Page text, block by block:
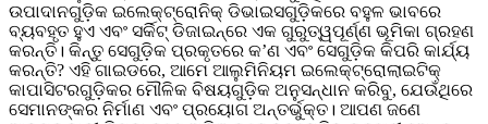
ଉପାଦାନଗୁଡ଼ିକ ଇଲେକ୍ଟ୍ରୋନିକ୍ ଡିଭାଇସଗୁଡ଼ିକରେ ବହୁଳ ଭାବରେ
ବ୍ୟବହୃତ ହୁଏ ଏବଂ ସର୍କିଟ୍ ଡିଜାଇନ୍‌ରେ ଏକ ଗୁରୁତ୍ୱପୂର୍ଣ୍ଣ ଭୂମିକା ଗ୍ରହଣ
କରନ୍ତି। କିନ୍ତୁ ସେଗୁଡ଼ିକ ପ୍ରକୃତରେ କ’ଣ ଏବଂ ସେଗୁଡ଼ିକ କିପରି କାର୍ଯ୍ୟ
କରନ୍ତି? ଏହି ଗାଇଡରେ, ଆମେ ଆଲୁମିନିୟମ ଇଲେକ୍ଟ୍ରୋଲାଇଟିକ୍
କାପାସିଟରଗୁଡ଼ିକର ମୌଳିକ ବିଷୟଗୁଡ଼ିକ ଅନୁସନ୍ଧାନ କରିବୁ, ଯେଉଁଥିରେ
ସେମାନଙ୍କର ନିର୍ମାଣ ଏବଂ ପ୍ରୟୋଗ ଅନ୍ତର୍ଭୁକ୍ତ। ଆପଣ ଜଣେ